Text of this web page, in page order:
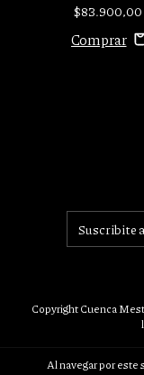
Al navegar por este
$83.900,00
Copyright Cuenca